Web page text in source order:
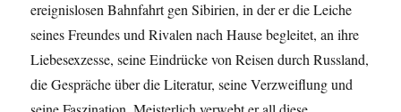
ereignislosen Bahnfahrt gen Sibirien, in der er die Leiche
seines Freundes und Rivalen nach Hause begleitet, an ihre
Liebesexzesse, seine Eindrücke von Reisen durch Russland,
die Gespräche über die Literatur, seine Verzweiflung und